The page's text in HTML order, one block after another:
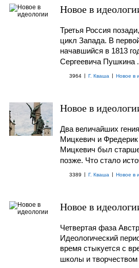
Новое в
Третья Россия
цикл Запада. В
начавшийся в 1813
Сергеевича Пушкина
3964 | Г. Кваша | Новое в
Новое в
Два величайших
Мицкевич и
Мицкевич был
позже. Что стало
3389 | Г. Кваша | Новое в
Новое в
Четвертая фаза
Идеологический
время стыкуется с
школы и творчеством